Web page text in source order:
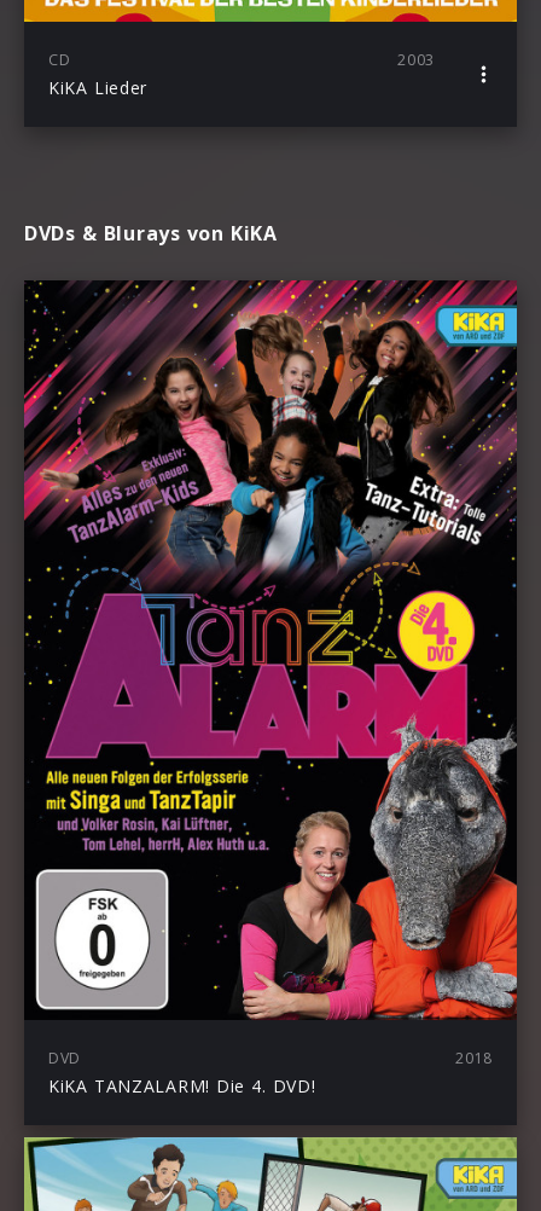
CD 2003
KiKA Lieder
DVDs & Blurays von KiKA
DVD 2018
KiKA TANZALARM! Die 4. DVD!